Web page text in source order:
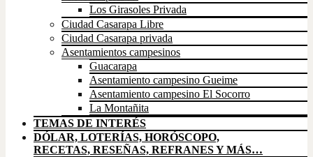
Los Girasoles Privada
Ciudad Casarapa Libre
Ciudad Casarapa privada
Asentamientos campesinos
Guacarapa
Asentamiento campesino Gueime
Asentamiento campesino El Socorro
La Montañita
TEMAS DE INTERÉS
DÓLAR, LOTERÍAS, HORÓSCOPO,
RECETAS, RESEÑAS, REFRANES Y MÁS…